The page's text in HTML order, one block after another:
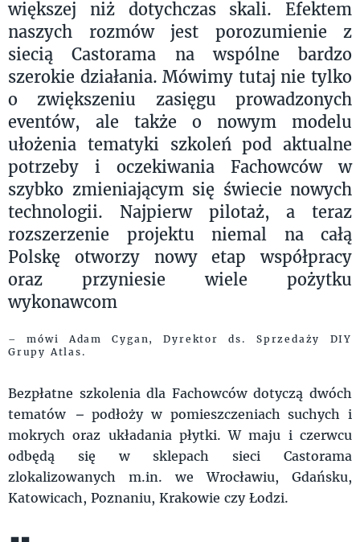
większej niż dotychczas skali. Efektem
naszych rozmów jest porozumienie z
siecią Castorama na wspólne bardzo
szerokie działania. Mówimy tutaj nie tylko
o zwiększeniu zasięgu prowadzonych
eventów, ale także o nowym modelu
ułożenia tematyki szkoleń pod aktualne
potrzeby i oczekiwania Fachowców w
szybko zmieniającym się świecie nowych
technologii. Najpierw pilotaż, a teraz
rozszerzenie projektu niemal na całą
Polskę otworzy nowy etap współpracy
oraz przyniesie wiele pożytku
wykonawcom
– mówi Adam Cygan, Dyrektor ds. Sprzedaży DIY
Grupy Atlas.
Bezpłatne szkolenia dla Fachowców dotyczą dwóch
tematów
–podłoży w pomieszczeniach suchych i
mokrych oraz układania płytki. W maju i czerwcu
odbędą się w sklepach sieci Castorama
zlokalizowanych m.in. we Wrocławiu, Gdańsku,
Katowicach, Poznaniu, Krakowie czy Łodzi.